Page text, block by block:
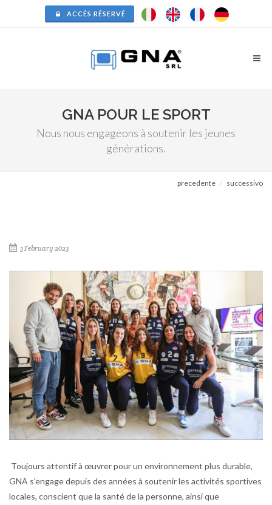
ACCÉS RÉSERVÉ
GNA POUR LE SPORT
Nous nous engageons à soutenir les jeunes
générations.
precedente successivo
3 February 2023
Toujours attentif à œuvrer pour un environnement plus durable,
GNA s'engage depuis des années à soutenir les activités sportives
locales, conscient que la santé de la personne, ainsi que